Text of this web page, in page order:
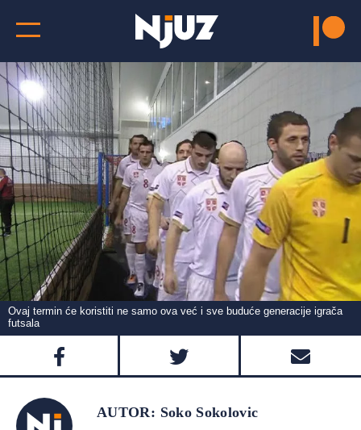
Ovaj termin će koristiti ne samo ova već i sve buduće generacije igrača
futsala
AUTOR: Soko Sokolovic